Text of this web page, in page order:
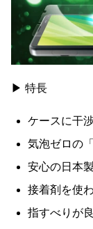
▶ 特長
ケースに干
気泡ゼロの
安心の日本
接着剤を使
指すべりが